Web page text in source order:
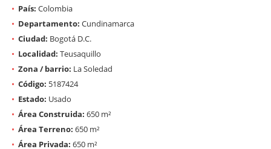
País: Colombia
Departamento: Cundinamarca
Ciudad: Bogotá D.C.
Localidad: Teusaquillo
Zona / barrio: La Soledad
Código: 5187424
Estado: Usado
Área Construida: 650 m²
Área Terreno: 650 m²
Área Privada: 650 m²